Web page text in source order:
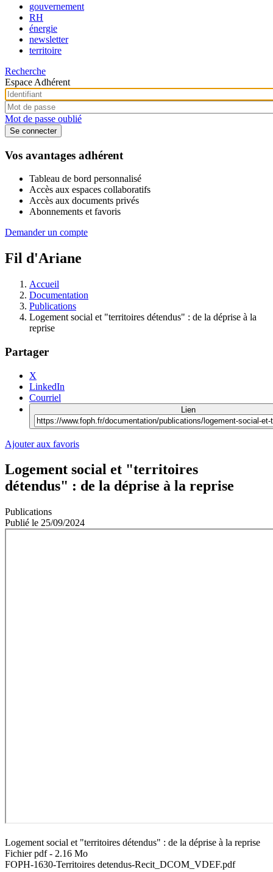
gouvernement
RH
énergie
newsletter
territoire
Recherche
Espace Adhérent
Mot de passe oublié
Vos avantages adhérent
Tableau de bord personnalisé
Accès aux espaces collaboratifs
Accès aux documents privés
Abonnements et favoris
Demander un compte
Fil d'Ariane
Accueil
Documentation
Publications
Logement social et "territoires détendus" : de la déprise à la
reprise
Partager
X
LinkedIn
Courriel
Lien
Ajouter aux favoris
Logement social et "territoires
détendus" : de la déprise à la reprise
Publications
Publié le 25/09/2024
Logement social et "territoires détendus" : de la déprise à la reprise
Fichier pdf - 2.16 Mo
FOPH-1630-Territoires detendus-Recit_DCOM_VDEF.pdf